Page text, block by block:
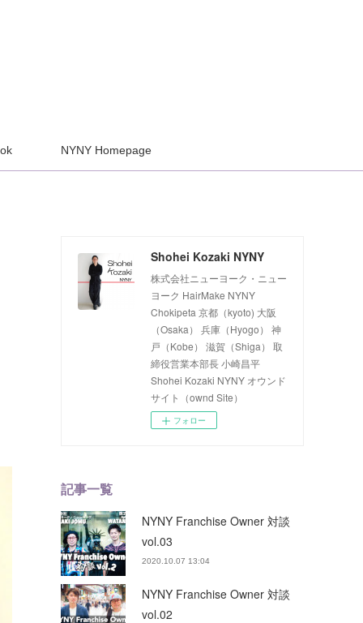
NYNY Homepage
Shohei Kozaki NYNY
株式会社ニューヨーク・ニュー
ヨーク HairMake NYNY
Chokipeta 京都（kyoto) 大阪
（Osaka） 兵庫（Hyogo） 神
戸（Kobe） 滋賀（Shiga） 取
締役営業本部長 小崎昌平
Shohei Kozaki NYNY オウンド
サイト（ownd Site）
フォロー
記事一覧
NYNY Franchise Owner 対談
vol.03
2020.10.07 13:04
NYNY Franchise Owner 対談
vol.02